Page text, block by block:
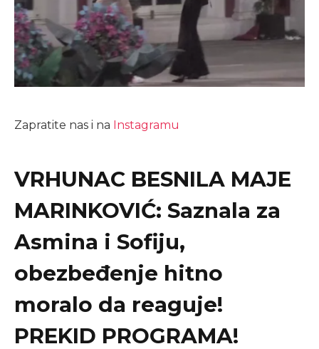
Zapratite nas i na Instagramu
VRHUNAC BESNILA MAJE
MARINKOVIĆ: Saznala za
Asmina i Sofiju,
obezbeđenje hitno
moralo da reaguje!
PREKID PROGRAMA!